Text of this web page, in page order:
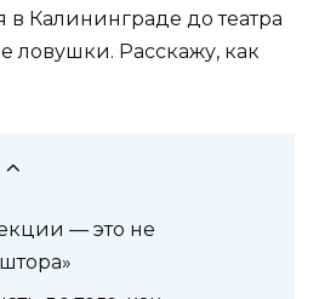
в Калининграде до театра
ловушки. Расскажу, как
— это не